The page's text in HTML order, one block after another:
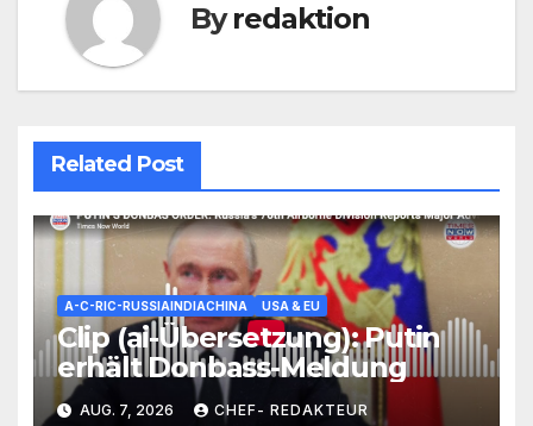
Byredaktion
Related Post
A-C-RIC-RUSSIAINDIACHINA USA & EU
Clip (ai-Übersetzung): Putin
erhält Donbass-Meldung
AUG. 7, 2026 CHEF- REDAKTEUR